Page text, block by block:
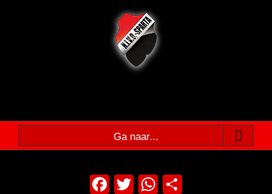
naar
inhoud
Ga naar...
Facebook
TwitterWhatsApp